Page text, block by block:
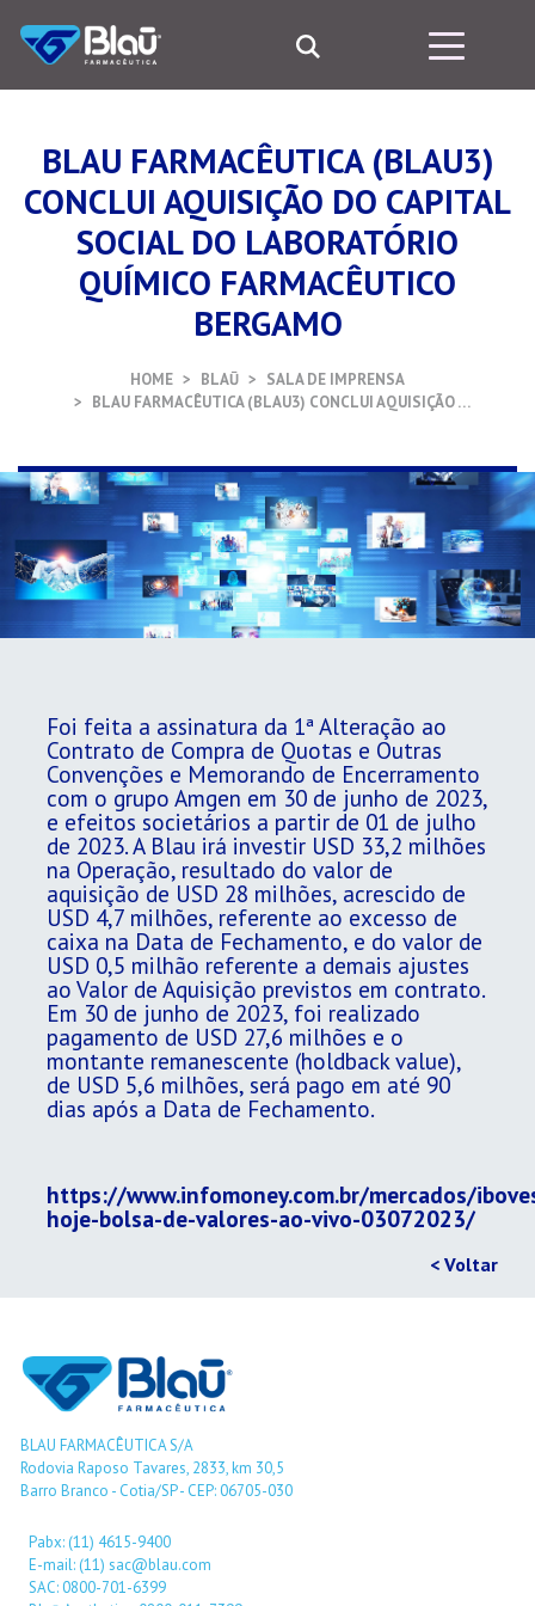
BLAU FARMACÊUTICA (BLAU3)
CONCLUI AQUISIÇÃO DO CAPITAL
SOCIAL DO LABORATÓRIO
QUÍMICO FARMACÊUTICO
BERGAMO
HOME BLAŪ
SALA DE IMPRENSA
BLAU FARMACÊUTICA (BLAU3) CONCLUI AQUISIÇÃO …
Foi feita a assinatura da 1ª Alteração ao
Contrato de Compra de Quotas e Outras
Convenções e Memorando de Encerramento
com o grupo Amgen em 30 de junho de 2023,
e efeitos societários a partir de 01 de julho
de 2023. A Blau irá investir USD 33,2 milhões
na Operação, resultado do valor de
aquisição de USD 28 milhões, acrescido de
USD 4,7 milhões, referente ao excesso de
caixa na Data de Fechamento, e do valor de
USD 0,5 milhão referente a demais ajustes
ao Valor de Aquisição previstos em contrato.
Em 30 de junho de 2023, foi realizado
pagamento de USD 27,6 milhões e o
montante remanescente (holdback value),
de USD 5,6 milhões, será pago em até 90
dias após a Data de Fechamento.
https://www.infomoney.com.br/mercados/
hoje-bolsa-de-valores-ao-vivo-03072023/
< Voltar
BLAU FARMACÊUTICA S/A
Rodovia Raposo Tavares, 2833, km 30,5
Barro Branco - Cotia/SP - CEP: 06705-030
Pabx: (11) 4615-9400
E-mail: (11) sac@blau.com
SAC: 0800-701-6399